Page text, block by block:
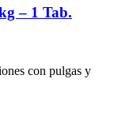
– 1 Tab.
con pulgas y